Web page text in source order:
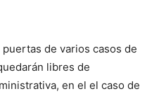
puertas de varios casos de
libres de
en el el caso de